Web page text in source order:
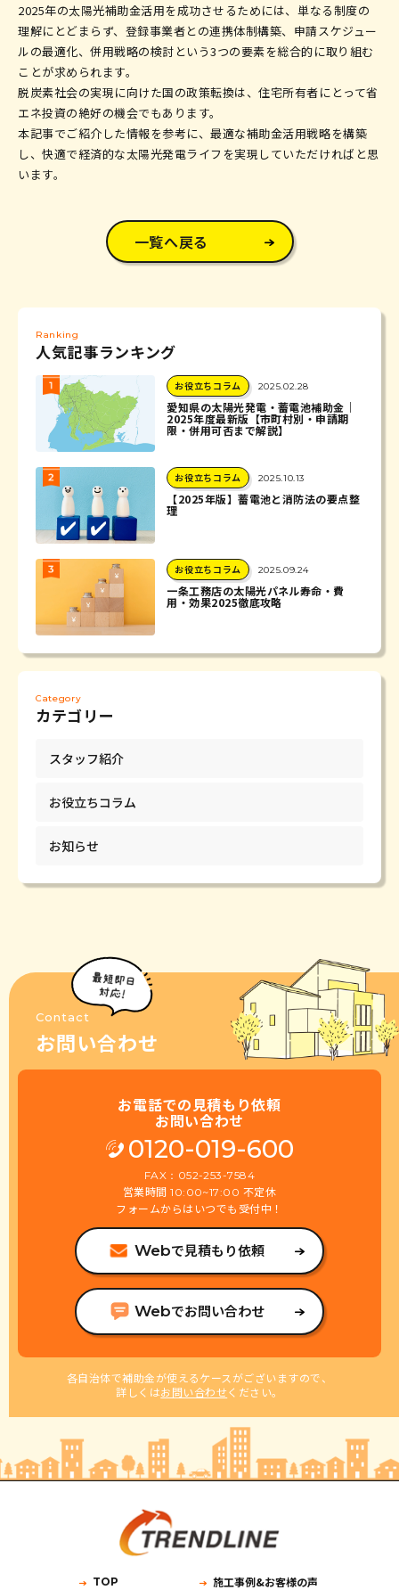
2025年の太陽光補助金活用を成功させるためには、単なる制度の
理解にとどまらず、登録事業者との連携体制構築、申請スケジュー
ルの最適化、併用戦略の検討という3つの要素を総合的に取り組む
ことが求められます。
脱炭素社会の実現に向けた国の政策転換は、住宅所有者にとって省
エネ投資の絶好の機会でもあります。
本記事でご紹介した情報を参考に、最適な補助金活用戦略を構築
し、快適で経済的な太陽光発電ライフを実現していただければと思
います。
一覧へ戻る
Ranking
人気記事ランキング
お役立ちコラム 2025.02.28
愛知県の太陽光発電・蓄電池補助金｜
2025年度最新版【市町村別・申請期
限・併用可否まで解説】
お役立ちコラム 2025.10.13
【2025年版】蓄電池と消防法の要点整
理
お役立ちコラム 2025.09.24
一条工務店の太陽光パネル寿命・費
用・効果2025徹底攻略
Category
カテゴリー
スタッフ紹介
お役立ちコラム
お知らせ
Contact
お問い合わせ
お電話での見積もり依頼
お問い合わせ
0120-019-600
FAX：052-253-7584
営業時間10:00~17:00 不定休
フォームからはいつでも受付中！
Webで見積もり依頼
Webでお問い合わせ
各自治体で補助金が使えるケースがございますので、
詳しくはお問い合わせください。
TOP 施工事例&お客様の声